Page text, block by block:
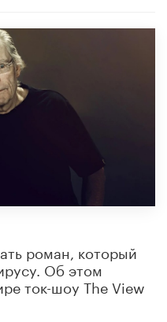
роман, который
Об этом
ток-шоу The View